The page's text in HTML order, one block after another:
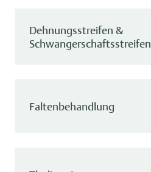
Dehnungsstreifen &
Schwangerschaftsstreifen
Faltenbehandlung